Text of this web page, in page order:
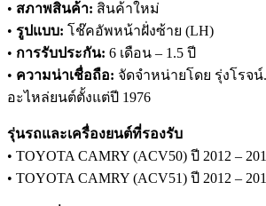
• สภาพสินค้า: สินค้าใหม่
• รูปแบบ: โช๊คอัพหน้าฝั่งซ้าย (LH)
• การรับประกัน: 6 เดือน – 1.5 ปี
• ความน่าเชื่อถือ: จัดจำหน่ายโดย รุ่งโรจ
อะไหล่ยนต์ตั้งแต่ปี 1976
รุ่นรถและเครื่องยนต์ที่รองรับ
• TOYOTA CAMRY (ACV50) ปี 2012 –
• TOYOTA CAMRY (ACV51) ปี 2012 –